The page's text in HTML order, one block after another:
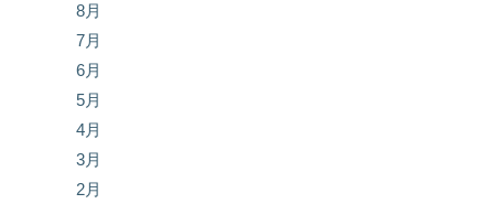
8月
7月
6月
5月
4月
3月
2月